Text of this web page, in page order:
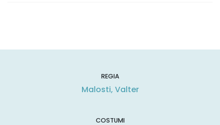
REGIA
Malosti, Valter
COSTUMI